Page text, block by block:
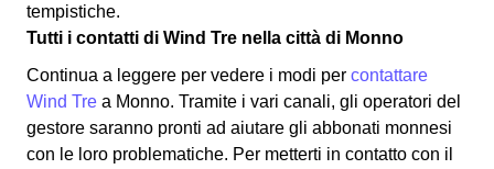
tempistiche.
Tutti i contatti di Wind Tre nella città di Monno
Continua a leggere per vedere i modi per contattare
Wind Tre a Monno. Tramite i vari canali, gli operatori del
gestore saranno pronti ad aiutare gli abbonati monnesi
con le loro problematiche. Per metterti in contatto con il